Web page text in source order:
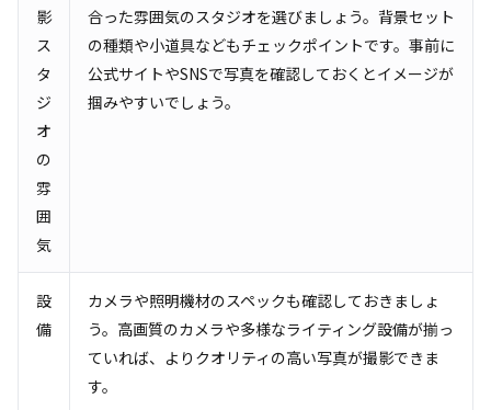
影
ス
タ
ジ
オ
の
雰
囲
気
合った雰囲気のスタジオを選びましょう。背景セット
の種類や小道具などもチェックポイントです。事前に
公式サイトやSNSで写真を確認しておくとイメージが
掴みやすいでしょう。
設
備
カメラや照明機材のスペックも確認しておきましょ
う。高画質のカメラや多様なライティング設備が揃っ
ていれば、よりクオリティの高い写真が撮影できま
す。